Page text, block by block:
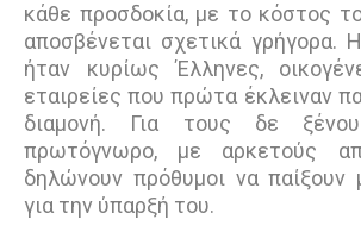
κάθε προσδοκία, με το κόστος
αποσβένεται σχετικά γρήγορα.
ήταν κυρίως Έλληνες,
εταιρείες που πρώτα έκλειναν
διαμονή. Για τους δε
πρωτόγνωρο, με αρκετούς
δηλώνουν πρόθυμοι να παίξουν
για την ύπαρξή του.